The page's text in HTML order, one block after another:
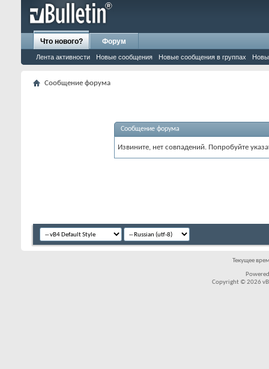
Что нового?
Лента активности Новые сообщения Новые сообщения в группах
Форум
Сообщение форума
Сообщение форума
Извините, нет совпадений. Попробуйте
Текущее
Copyright © 2026